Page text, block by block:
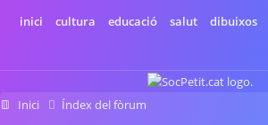
inici cultura educació salut dibuixos
Inici
Índex del fòrum